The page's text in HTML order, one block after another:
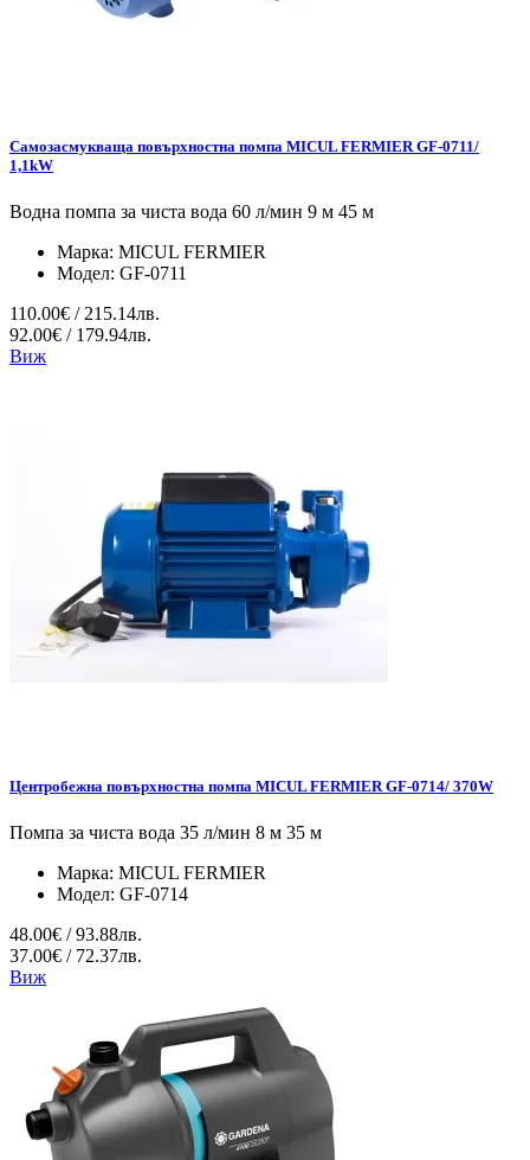
Самозасмукваща повърхностна помпа MICUL FERMIER GF-0711/
1,1kW
Водна помпа за чиста вода 60 л/мин 9 м 45 м
Марка: MICUL FERMIER
Модел: GF-0711
110.00€ / 215.14лв.
92.00€ / 179.94лв.
Виж
Центробежна повърхностна помпа MICUL FERMIER GF-0714/ 370W
Помпа за чиста вода 35 л/мин 8 м 35 м
Марка: MICUL FERMIER
Модел: GF-0714
48.00€ / 93.88лв.
37.00€ / 72.37лв.
Виж